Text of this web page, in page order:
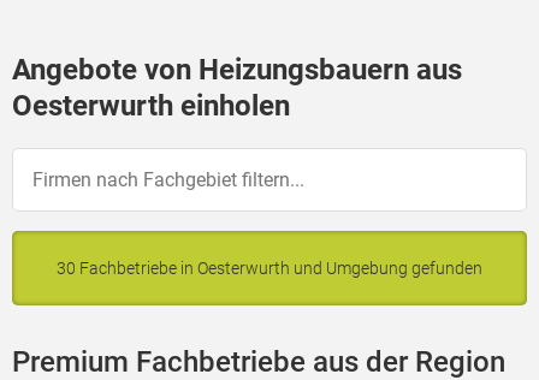
Angebote von Heizungsbauern aus
Oesterwurth einholen
30 Fachbetriebe in Oesterwurth und Umgebung gefunden
Premium Fachbetriebe aus der Region